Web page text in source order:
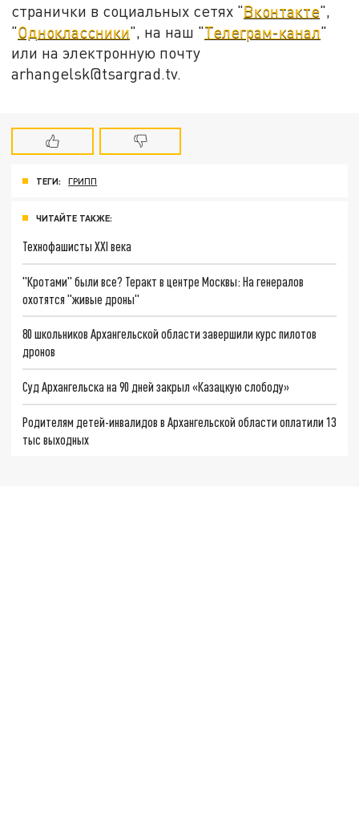
странички в социальных сетях "Вконтакте",
"Одноклассники", на наш "Телеграм-канал"
или на электронную почту
arhangelsk@tsargrad.tv.
ТЕГИ: ГРИПП
ЧИТАЙТЕ ТАКЖЕ:
Технофашисты XXI века
"Кротами" были все? Теракт в центре Москвы: На генералов
охотятся "живые дроны"
80 школьников Архангельской области завершили курс пилотов
дронов
Суд Архангельска на 90 дней закрыл «Казацкую слободу»
Родителям детей-инвалидов в Архангельской области оплатили 13
тыс выходных